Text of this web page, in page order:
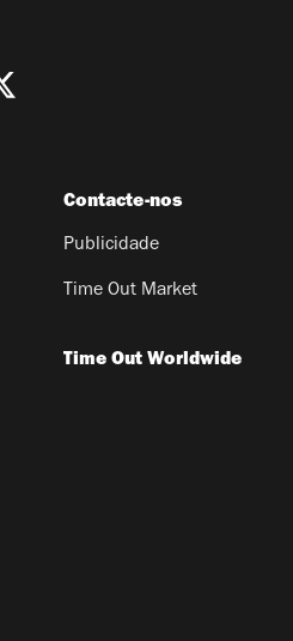
Contacte-nos
Publicidade
Time Out Market
Time Out Worldwide